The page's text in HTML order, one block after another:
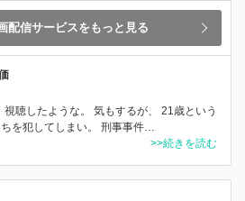
配信サービスをもっと見る
聴したような。 気もするが、 21歳という
を犯してしまい。 刑事事件…
>>続きを読む